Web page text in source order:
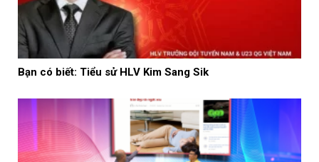
Bạn có biết: Tiểu sử HLV Kim Sang Sik